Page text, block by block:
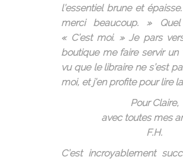
l’essentiel brune et
merci beaucoup. » Quel
« C’est moi. » Je pars
boutique me faire servir un
vu que le libraire ne s’est
moi, et j’en profite pour lire
Pour Claire,
avec toutes mes
F.H.
C’est incroyablement